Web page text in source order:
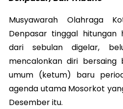
Musyawarah Olahraga
Denpasar tinggal hitungan
dari sebulan digelar,
mencalonkan diri
umum (ketum) baru
agenda utama Mosorkot
Desember itu.